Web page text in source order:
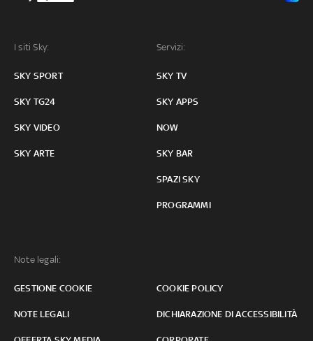
I siti Sky:
SKY SPORT
SKY TG24
SKY VIDEO
SKY ARTE
Servizi:
SKY TV
SKY APPS
NOW
SKY BAR
SPAZI SKY
PROGRAMMI
Note legali:
GESTIONE COOKIE COOKIE POLICY
NOTE LEGALI DICHIARAZIONE DI ACCESSIBILITÀ